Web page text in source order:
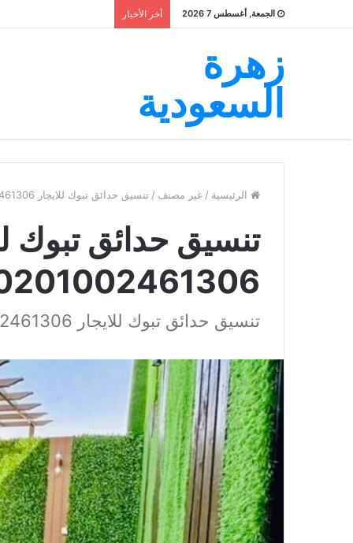
الجمعة, أغسطس 7 2026 أخر الأخبار
زهرة
السعودية
الرئيسية / غير مصنف / تنسيق حدائق تبوك للايجار 00201002461306
تنسيق حدائق تبوك
تنسيق حدائق تبوك للايجار 00201002461306